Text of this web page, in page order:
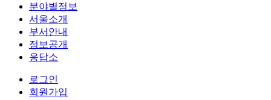
분야별정보
서울소개
부서안내
정보공개
응답소
로그인
회원가입